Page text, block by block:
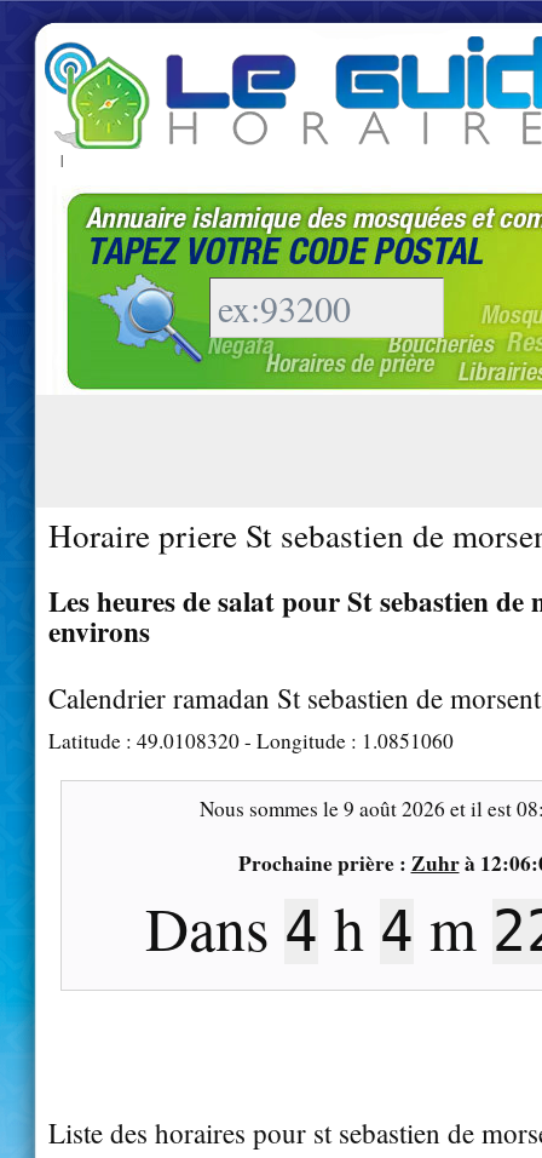
|
Horaire priere St sebastien de
Les heures de salat pour St sebastien de
environs
Calendrier ramadan St sebastien de
Latitude : 49.0108320- Longitude : 1.0851060
Nous sommes le9 août 2026 et il est
Prochaine prière : Zuhrà
Dans 4 h 4 m
Liste des horaires pour st sebastien de